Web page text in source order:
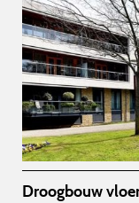
Droogbouw